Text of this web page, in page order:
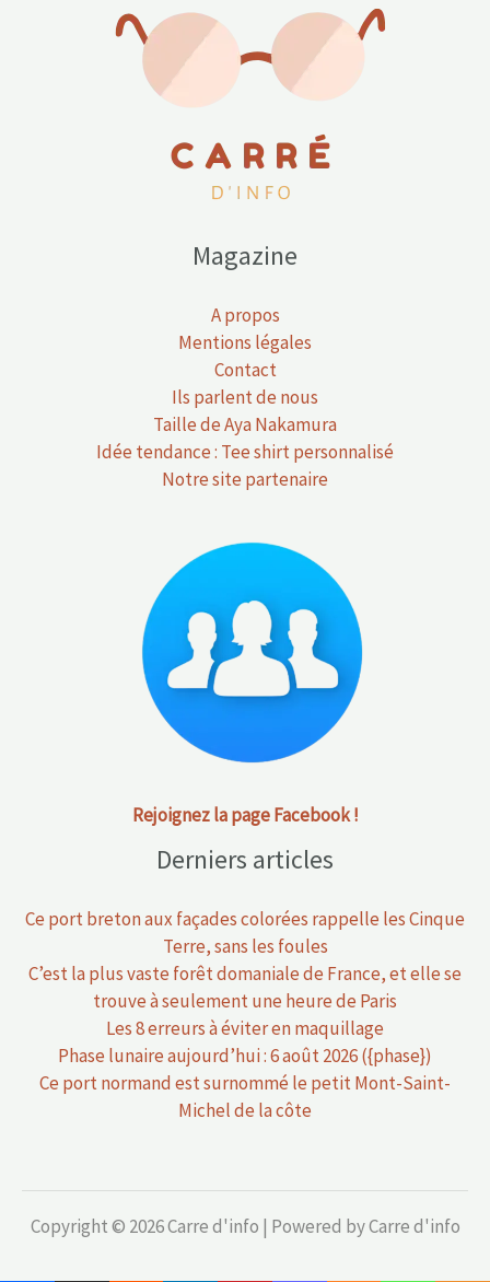
Magazine
A propos
Mentions légales
Contact
Ils parlent de nous
Taille de Aya Nakamura
Idée tendance : Tee shirt personnalisé
Notre site partenaire
Rejoignez la page Facebook !
Derniers articles
Ce port breton aux façades colorées rappelle les Cinque
Terre, sans les foules
C’est la plus vaste forêt domaniale de France, et elle se
trouve à seulement une heure de Paris
Les 8 erreurs à éviter en maquillage
Phase lunaire aujourd’hui : 6 août 2026 ({phase})
Ce port normand est surnommé le petit Mont-Saint-
Michel de la côte
Copyright © 2026 Carre d'info | Powered by Carre d'info